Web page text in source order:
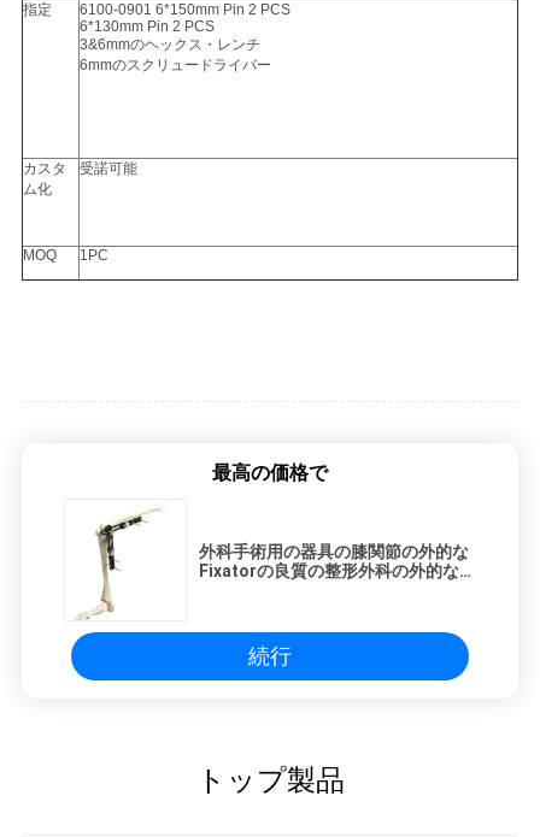
指定
6100-0901 6*150mm Pin 2 PCS
6*130mm Pin 2 PCS
3&6mmのヘックス・レンチ
6mmのスクリュードライバー
カスタ
ム化
受諾可能
MOQ 1PC
最高の価格で
外科手術用の器具の膝関節の外的な
Fixatorの良質の整形外科の外的な固
続行
トップ製品